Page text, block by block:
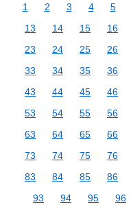
1 2 3 4 5
13
14 15 16
23
24 25 26
33
34 35 36
43
44 45 46
53
54 55 56
63
64 65 66
73
74 75 76
83
84 85 86
93
94 95 96